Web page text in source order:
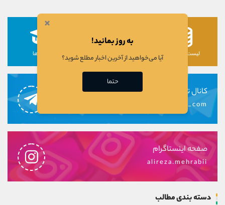
لیست رمزارزها لیست سهام ها دوره ها
کانال تلگرام
alirezamehrabi_com
صفحه اینستاگرام
alireza.mehrabii
دسته بندی مطالب
×
به روز بمانید!
آیا می‌خواهید از آخرین اخبار مطلع شوید؟
حتما